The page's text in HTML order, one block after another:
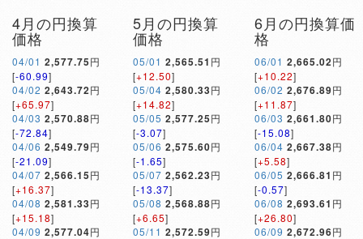
4月の円換算
価格
04/01 2,577.75円
[-60.99]
04/02 2,643.72円
[+65.97]
04/03 2,570.88円
[-72.84]
04/06 2,549.79円
[-21.09]
04/07 2,566.15円
[+16.37]
04/08 2,581.33円
[+15.18]
04/09 2,577.04円
5月の円換算
価格
05/01 2,565.51 円
[+12.50]
05/04 2,580.33円
[+14.82]
05/05 2,577.25円
[-3.07]
05/06 2,575.60円
[-1.65]
05/07 2,562.23円
[-13.37]
05/08 2,568.88円
[+6.65]
05/11 2,572.59円
6月の円換算価
格
06/01 2,665.02円
[+10.22]
06/02 2,676.89円
[+11.87]
06/03 2,661.80円
[-15.08]
06/04 2,667.38円
[+5.58]
06/05 2,666.81 円
[-0.57]
06/08 2,693.61 円
[+26.80]
06/09 2,672.96円